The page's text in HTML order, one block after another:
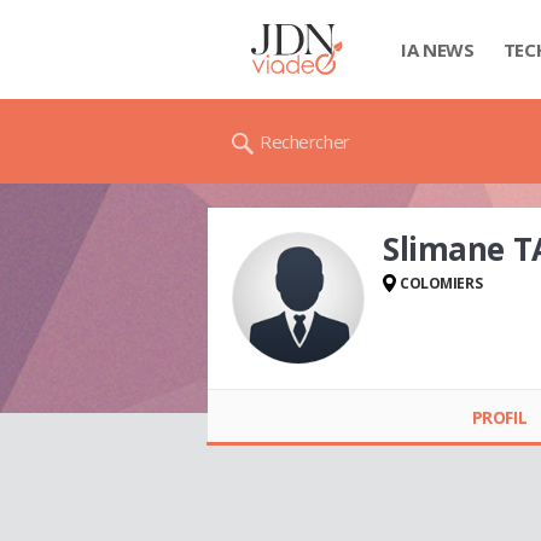
IA NEWS
Rechercher
Slimane
COLOMIERS
PROFIL